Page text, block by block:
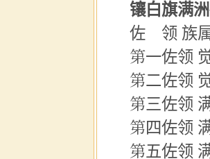
镶白旗满洲
佐 领 族属
第一佐领
第二佐领
第三佐领
第四佐领
第五佐领